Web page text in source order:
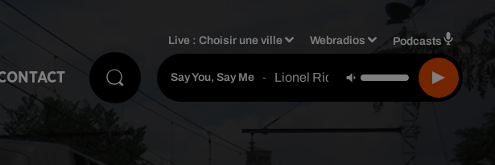
Live :Choisir une ville Webradios Podcasts
Say You, Say Me - Lionel Richie